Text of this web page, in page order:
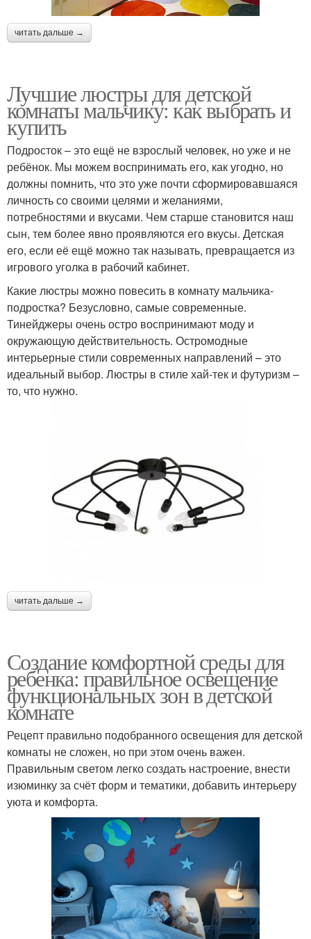
читать дальше →
Лучшие люстры для детской
комнаты мальчику: как выбрать и
купить
Подросток – это ещё не взрослый человек, но уже и не
ребёнок. Мы можем воспринимать его, как угодно, но
должны помнить, что это уже почти сформировавшаяся
личность со своими целями и желаниями,
потребностями и вкусами. Чем старше становится наш
сын, тем более явно проявляются его вкусы. Детская
его, если её ещё можно так называть, превращается из
игрового уголка в рабочий кабинет.
Какие люстры можно повесить в комнату мальчика-
подростка? Безусловно, самые современные.
Тинейджеры очень остро воспринимают моду и
окружающую действительность. Остромодные
интерьерные стили современных направлений – это
идеальный выбор. Люстры в стиле хай-тек и футуризм –
то, что нужно.
читать дальше →
Создание комфортной среды для
ребенка: правильное освещение
функциональных зон в детской
комнате
Рецепт правильно подобранного освещения для детской
комнаты не сложен, но при этом очень важен.
Правильным светом легко создать настроение, внести
изюминку за счёт форм и тематики, добавить интерьеру
уюта и комфорта.